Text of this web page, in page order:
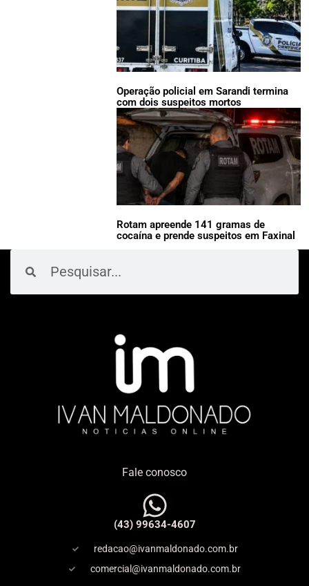
Operação policial em Sarandi termina
com dois suspeitos mortos
Rotam apreende 141 gramas de
cocaína e prende suspeitos em Faxinal
Fale conosco
(43) 99634-4607
redacao@ivanmaldonado.com.br
comercial@ivanmaldonado.com.br